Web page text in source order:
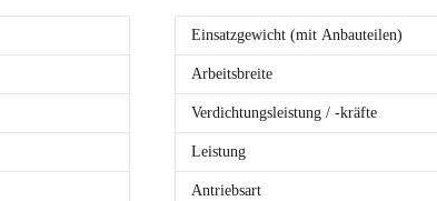
Einsatzgewicht (mit Anbauteilen)
Arbeitsbreite
Verdichtungsleistung / -kräfte
Leistung
Antriebsart